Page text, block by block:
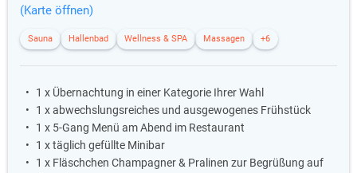
(Karte öffnen)
Sauna Hallenbad Wellness & SPA Massagen +6
1 x Übernachtung in einer Kategorie Ihrer Wahl
1 x abwechslungsreiches und ausgewogenes Frühstück
1 x 5-Gang Menü am Abend im Restaurant
1 x täglich gefüllte Minibar
1 x Fläschchen Champagner & Pralinen zur Begrüßung auf